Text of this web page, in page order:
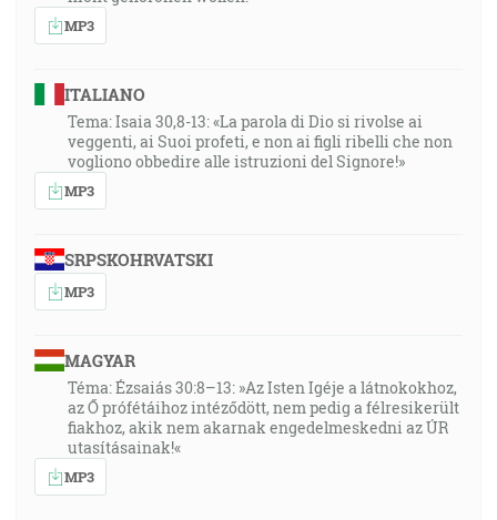
MP3
ITALIANO
Tema: Isaia 30,8-13: «La parola di Dio si rivolse ai
veggenti, ai Suoi profeti, e non ai figli ribelli che non
vogliono obbedire alle istruzioni del Signore!»
MP3
SRPSKOHRVATSKI
MP3
MAGYAR
Téma: Ézsaiás 30:8–13: »Az Isten Igéje a látnokokhoz,
az Ő prófétáihoz intéződött, nem pedig a félresikerült
fiakhoz, akik nem akarnak engedelmeskedni az ÚR
utasításainak!«
MP3